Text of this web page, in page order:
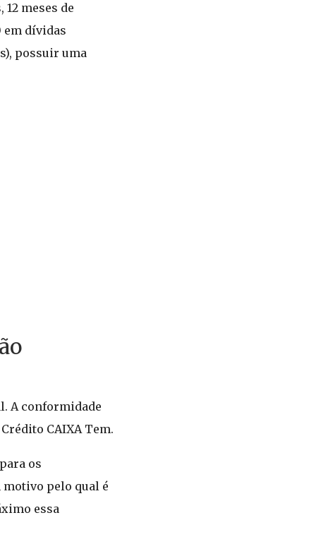
meses de
em dívidas
possuir uma
A conformidade
CAIXA Tem.
os
pelo qual é
essa